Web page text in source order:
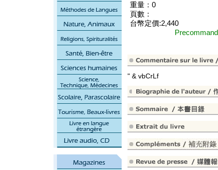
重量：0
頁數：
台幣定價:2,440
" & vbCrLf